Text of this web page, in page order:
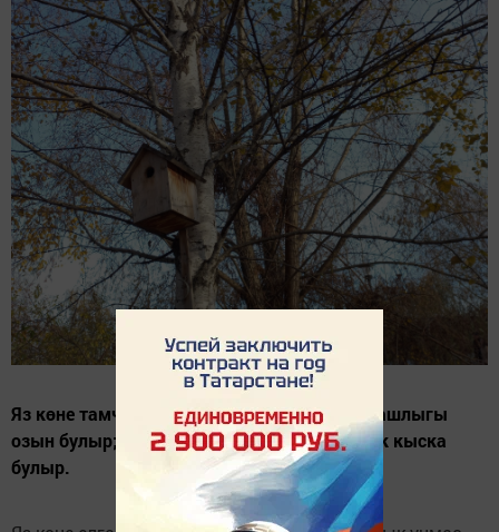
Яз көне тамчы бозлары озын булса, сабан ашлыгы
озын булыр; әгәр кыска булса, сабан ашлык кыска
булыр.